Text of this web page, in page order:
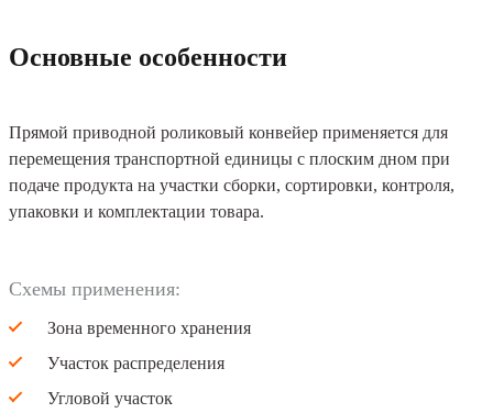
Основные особенности
Прямой приводной роликовый конвейер применяется для
перемещения транспортной единицы с плоским дном при
подаче продукта на участки сборки, сортировки, контроля,
упаковки и комплектации товара.
Схемы применения:
Зона временного хранения
Участок распределения
Угловой участок